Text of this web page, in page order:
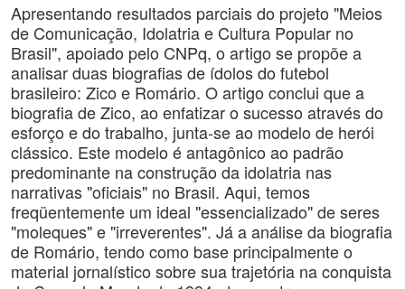
Apresentando resultados parciais do projeto "Meios
de Comunicação, Idolatria e Cultura Popular no
Brasil", apoiado pelo CNPq, o artigo se propõe a
analisar duas biografias de ídolos do futebol
brasileiro: Zico e Romário. O artigo conclui que a
biografia de Zico, ao enfatizar o sucesso através do
esforço e do trabalho, junta-se ao modelo de herói
clássico. Este modelo é antagônico ao padrão
predominante na construção da idolatria nas
narrativas "oficiais" no Brasil. Aqui, temos
freqüentemente um ideal "essencializado" de seres
"moleques" e "irreverentes". Já a análise da biografia
de Romário, tendo como base principalmente o
material jornalístico sobre sua trajetória na conquista